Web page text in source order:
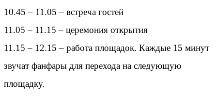
10.45 – 11.05 – встреча гостей
11.05 – 11.15 – церемония открытия
11.15 – 12.15 – работа площадок. Каждые 15 минут
звучат фанфары для перехода на следующую
площадку.